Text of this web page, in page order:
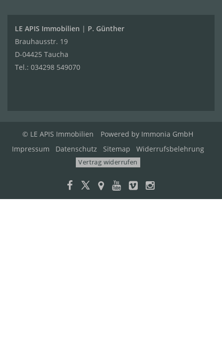
LE APIS Immobilien | P. Günther
Brauhausstr. 19
D-04425 Taucha
Tel.: 034298 549070
© LE APIS Immobilien Powered by Immonia GmbH
Impressum
Datenschutz Sitemap Widerrufsbelehrung
Vertrag widerrufen